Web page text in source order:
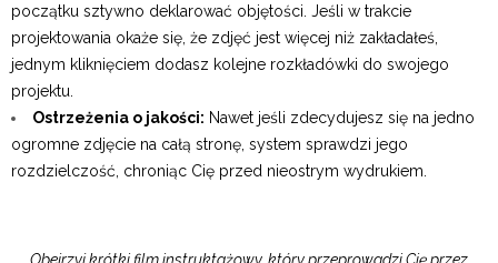
początku sztywno deklarować objętości. Jeśli w trakcie
projektowania okaże się, że zdjęć jest więcej niż zakładałeś,
jednym kliknięciem dodasz kolejne rozkładówki do swojego
projektu.
Ostrzeżenia o jakości: Nawet jeśli zdecydujesz się na jedno
ogromne zdjęcie na całą stronę, system sprawdzi jego
rozdzielczość, chroniąc Cię przed nieostrym wydrukiem.